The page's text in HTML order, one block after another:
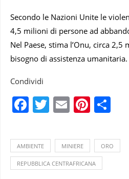
Secondo le Nazioni Unite le
4,5 milioni di persone ad
Nel Paese, stima l’Onu, circa
bisogno di assistenza umanitaria.
Condividi
Facebook
Twitter
Email
AMBIENTE MINIERE ORO
REPUBBLICA CENTRAFRICANA